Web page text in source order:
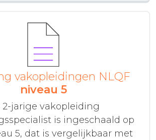
vakopleidingen NLQF
niveau 5
2-jarige vakopleiding
is ingeschaald op
5, dat is vergelijkbaar met